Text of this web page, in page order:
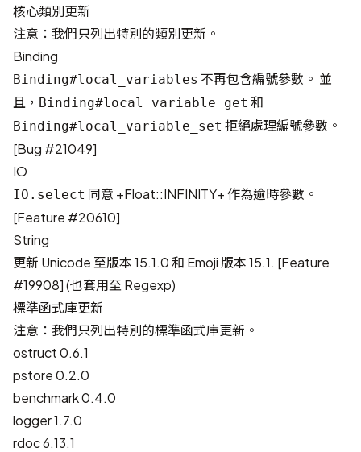
核心類別更新
注意：我們只列出特別的類別更新。
Binding
Binding#local_variables 不再包含編號參數。 並
且， Binding#local_variable_get 和
Binding#local_variable_set 拒絕處理編號參數。
[Bug #21049]
IO
IO.select 同意 +Float::INFINITY+ 作為逾時參數。
[Feature #20610]
String
更新 Unicode 至版本 15.1.0 和 Emoji 版本 15.1. [Feature
#19908] (也套用至 Regexp)
標準函式庫更新
注意：我們只列出特別的標準函式庫更新。
ostruct 0.6.1
pstore 0.2.0
benchmark 0.4.0
logger 1.7.0
rdoc 6.13.1